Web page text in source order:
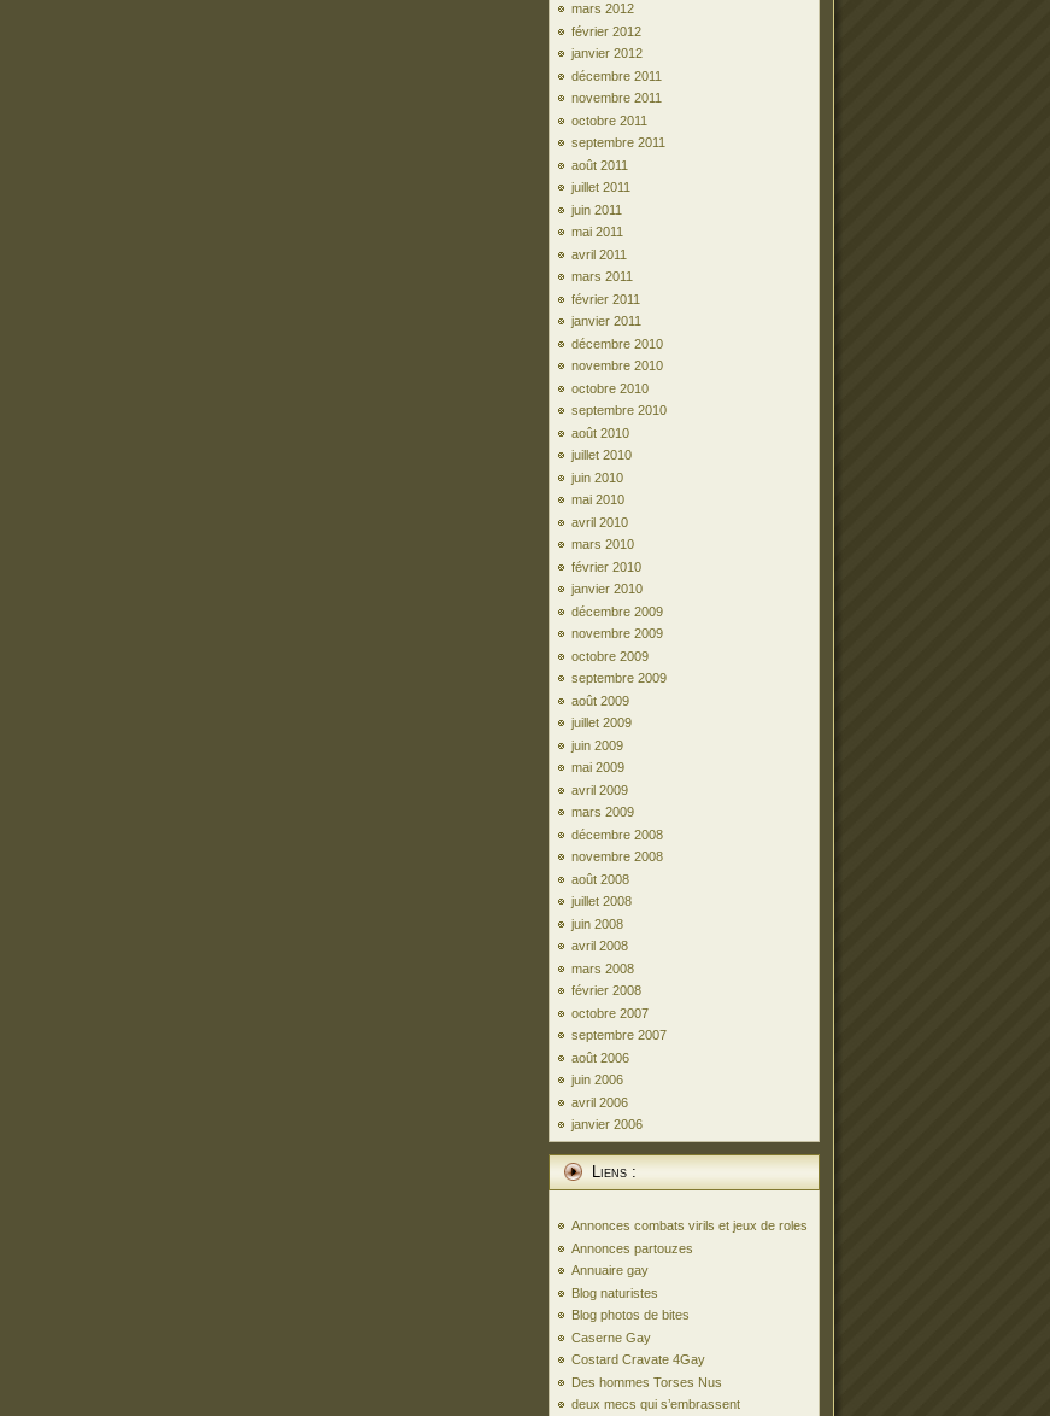
mars 2012
février 2012
janvier 2012
décembre 2011
novembre 2011
octobre 2011
septembre 2011
août 2011
juillet 2011
juin 2011
mai 2011
avril 2011
mars 2011
février 2011
janvier 2011
décembre 2010
novembre 2010
octobre 2010
septembre 2010
août 2010
juillet 2010
juin 2010
mai 2010
avril 2010
mars 2010
février 2010
janvier 2010
décembre 2009
novembre 2009
octobre 2009
septembre 2009
août 2009
juillet 2009
juin 2009
mai 2009
avril 2009
mars 2009
décembre 2008
novembre 2008
août 2008
juillet 2008
juin 2008
avril 2008
mars 2008
février 2008
octobre 2007
septembre 2007
août 2006
juin 2006
avril 2006
janvier 2006
Liens :
Annonces combats virils et jeux de roles
Annonces partouzes
Annuaire gay
Blog naturistes
Blog photos de bites
Caserne Gay
Costard Cravate 4Gay
Des hommes Torses Nus
deux mecs qui s’embrassent